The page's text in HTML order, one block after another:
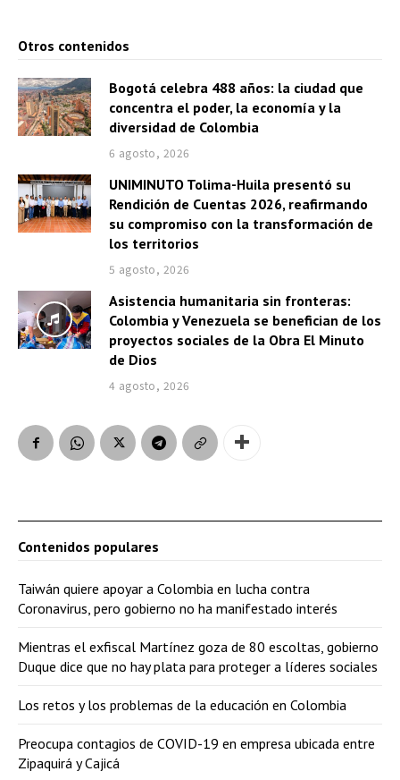
Otros contenidos
Bogotá celebra 488 años: la ciudad que
concentra el poder, la economía y la
diversidad de Colombia
6 agosto, 2026
UNIMINUTO Tolima-Huila presentó su
Rendición de Cuentas 2026, reafirmando
su compromiso con la transformación de
los territorios
5 agosto, 2026
Asistencia humanitaria sin fronteras:
Colombia y Venezuela se benefician de los
proyectos sociales de la Obra El Minuto
de Dios
4 agosto, 2026
Contenidos populares
Taiwán quiere apoyar a Colombia en lucha contra
Coronavirus, pero gobierno no ha manifestado interés
Mientras el exfiscal Martínez goza de 80 escoltas, gobierno
Duque dice que no hay plata para proteger a líderes sociales
Los retos y los problemas de la educación en Colombia
Preocupa contagios de COVID-19 en empresa ubicada entre
Zipaquirá y Cajicá